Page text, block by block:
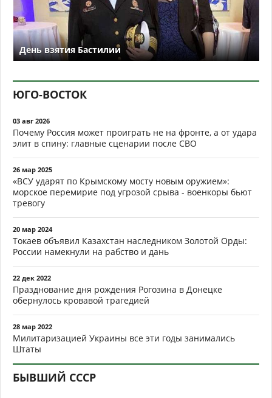
День взятия Бастилии
ЮГО-ВОСТОК
03 авг 2026
Почему Россия может проиграть не на фронте, а от удара
элит в спину: главные сценарии после СВО
26 мар 2025
«ВСУ ударят по Крымскому мосту новым оружием»:
морское перемирие под угрозой срыва - военкоры бьют
тревогу
20 мар 2024
Токаев объявил Казахстан наследником Золотой Орды:
России намекнули на рабство и дань
22 дек 2022
Празднование дня рождения Рогозина в Донецке
обернулось кровавой трагедией
28 мар 2022
Милитаризацией Украины все эти годы занимались
Штаты
БЫВШИЙ СССР